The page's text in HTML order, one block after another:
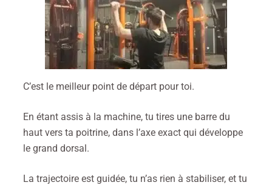
C’est le meilleur point de départ pour toi.
En étant assis à la machine, tu tires une barre du
haut vers ta poitrine, dans l’axe exact qui développe
le grand dorsal.
La trajectoire est guidée, tu n’as rien à stabiliser, et tu